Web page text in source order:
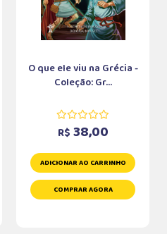
O que ele viu na Grécia -
Coleção: Gr...
R$ 38,00
ADICIONAR AO CARRINHO
COMPRAR AGORA